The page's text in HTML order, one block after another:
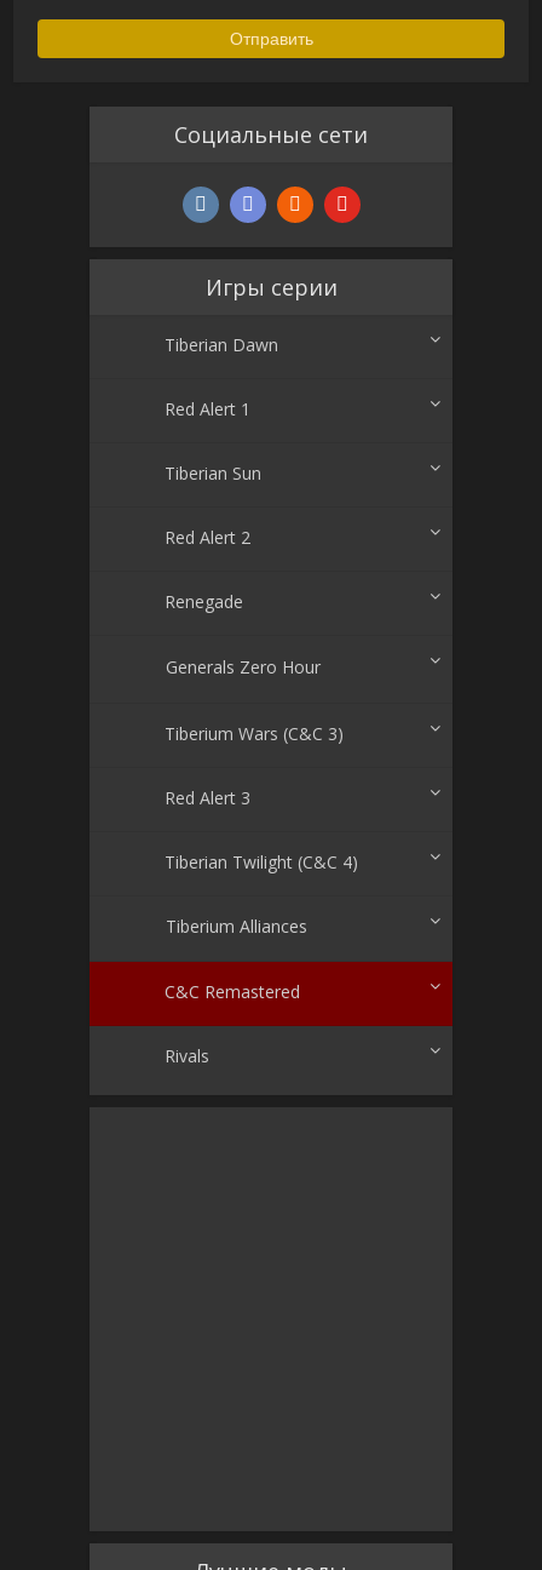
Социальные сети
Игры серии
Tiberian Dawn
Red Alert 1
Tiberian Sun
Red Alert 2
Renegade
Generals Zero Hour
Tiberium Wars (C&C 3)
Red Alert 3
Tiberian Twilight (C&C 4)
Tiberium Alliances
C&C Remastered
Rivals